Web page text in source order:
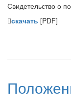
Свидетельство о
скачать [PDF]